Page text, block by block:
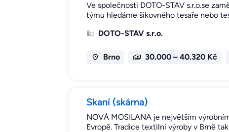
Ve společnosti DOTO-STAV s.r.o.se
týmu hledáme šikovného tesaře nebo
DOTO-STAV s.r.o.
Brno 30.000 – 40.320 Kč
Skaní (skárna)
NOVÁ MOSILANA je největším
Evropě. Tradice textilní výroby v Brně